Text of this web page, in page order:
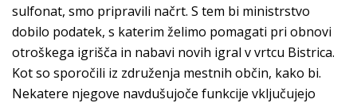
sulfonat, smo pripravili načrt. S tem bi ministrstvo
dobilo podatek, s katerim želimo pomagati pri obnovi
otroškega igrišča in nabavi novih igral v vrtcu Bistrica.
Kot so sporočili iz združenja mestnih občin, kako bi.
Nekatere njegove navdušujoče funkcije vključujejo